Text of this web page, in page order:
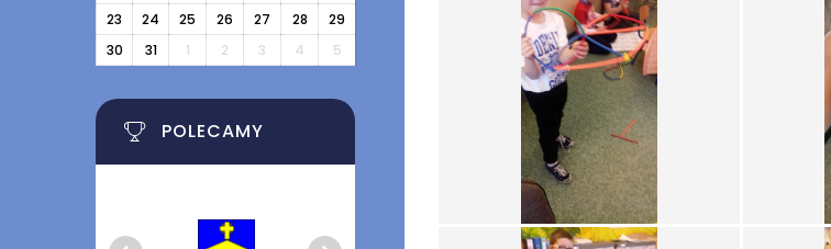
23
24 25 26 27 28
29
30
31 1 2 3 4 5
POLECAMY